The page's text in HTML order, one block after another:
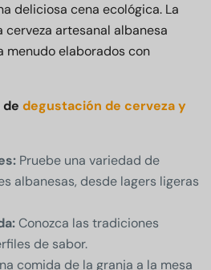
deliciosa cena ecológica. La
artesanal albanesa
menudo elaborados con
degustación de cerveza y
Pruebe una variedad de
albanesas, desde lagers ligeras
Conozca las tradiciones
de sabor.
comida de la granja a la mesa